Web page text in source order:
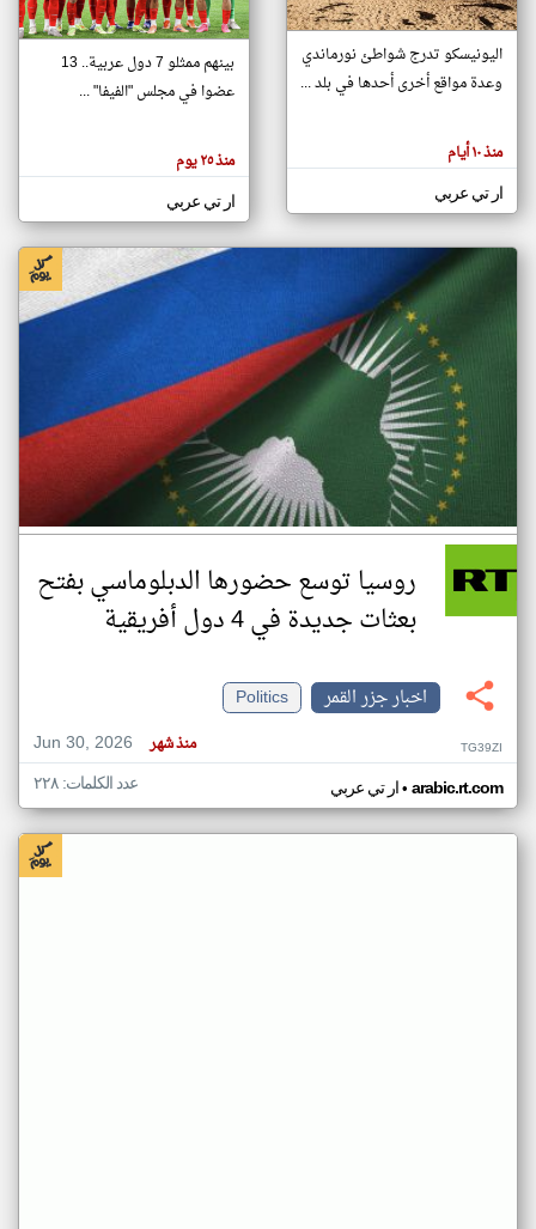
تغيير الدولة
اخبار جزر القمر على مدار الساعة
أهم اخبار جزر القمر العاجلة والمباشرة
هنا عن
وجهة
كاتبيها.
اليونيسكو تدرج شواطئ نورماندي
وعدة مواقع أخرى أحدها في بلد ...
منذ ١٠ أيام
ار تي عربي
بينهم ممثلو 7 دول عربية.. 13
عضوا في مجلس "الفيفا" ...
منذ ٢٥ يوم
ار تي عربي
روسيا توسع حضورها الدبلوماسي بفتح
بعثات جديدة في 4 دول أفريقية
اخبار جزر القمر
Politics
Jun 30, 2026
منذ شهر TG39ZI
ار تي عربي• arabic.rt.com عدد الكلمات: ٢٢٨
klyoum.com